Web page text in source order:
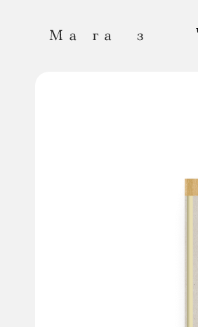
вы собирались купить,
вещи вместе с нами —